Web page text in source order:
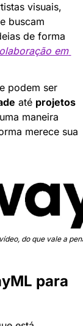
buscam
de forma
em
podem ser
até projetos
maneira
merece sua
do que vale a
para